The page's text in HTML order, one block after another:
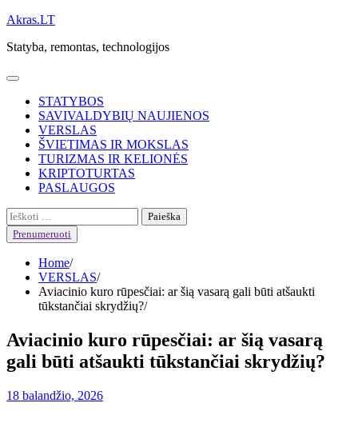
Skip
content
Akras.LT
Statyba, remontas, technologijos
STATYBOS
SAVIVALDYBIŲ NAUJIENOS
VERSLAS
ŠVIETIMAS IR MOKSLAS
TURIZMAS IR KELIONĖS
KRIPTOTURTAS
PASLAUGOS
Ieškoti:
Prenumeruoti
Home
VERSLAS
Aviacinio kuro rūpesčiai: ar šią vasarą gali būti atšaukti
tūkstančiai skrydžių?
Aviacinio kuro rūpesčiai: ar šią vasarą
gali būti atšaukti tūkstančiai skrydžių?
18 balandžio, 2026